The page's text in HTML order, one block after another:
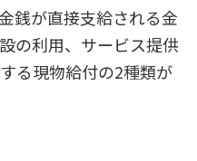
銭が直接支給される金
の利用、サービス提供
る現物給付の2種類が